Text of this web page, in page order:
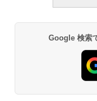
Google 検索